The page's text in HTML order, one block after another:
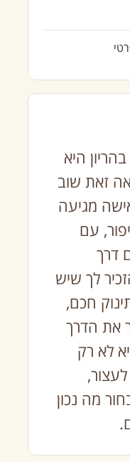
היא
זאת שוב
מגיעה
עם
דרך
לך שיש
חכם,
את הדרך
לא רק
מה נכון